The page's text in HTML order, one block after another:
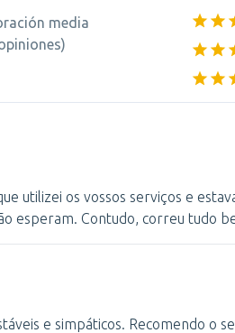
media
)
utilizei os vossos serviços e
esperam. Contudo, correu tudo
e simpáticos. Recomendo o